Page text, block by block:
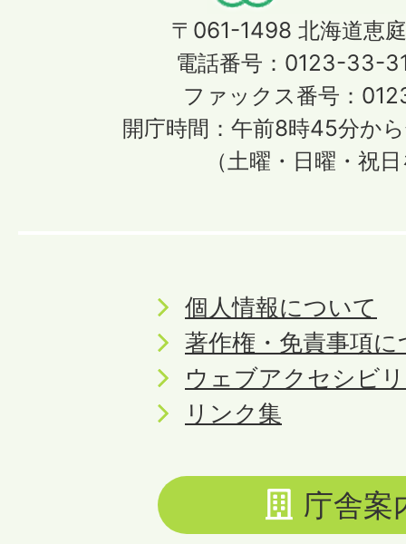
〒061-1498 北海道恵
電話番号：0123-33-
ファックス番号：
開庁時間：午前8時45分か
（土曜・日曜・祝
個人情報について
著作権・免責事項
ウェブアクセシビ
リンク集
庁舎案